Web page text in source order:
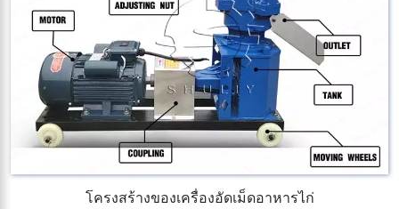
โครงสร้างของเครื่องอัดเม็ดอาหารไก่